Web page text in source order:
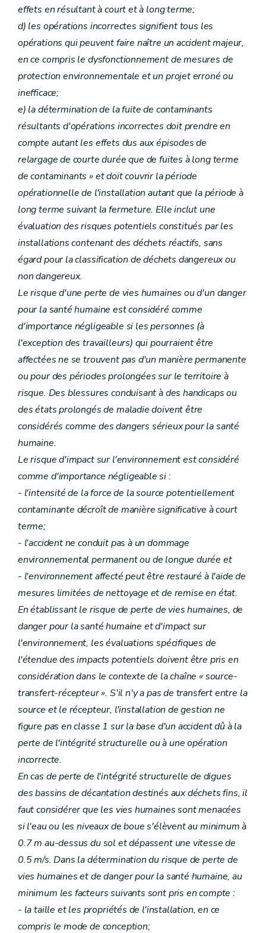
effets en résultant à court et à long terme;
d) les opérations incorrectes signifient tous les
opérations qui peuvent faire naître un accident majeur,
en ce compris le dysfonctionnement de mesures de
protection environnementale et un projet erroné ou
inefficace;
e) la détermination de la fuite de contaminants
résultants d'opérations incorrectes doit prendre en
compte autant les effets dus aux épisodes de
relargage de courte durée que de fuites à long terme
de contaminants » et doit couvrir la période
opérationnelle de l'installation autant que la période à
long terme suivant la fermeture. Elle inclut une
évaluation des risques potentiels constitués par les
installations contenant des déchets réactifs, sans
égard pour la classification de déchets dangereux ou
non dangereux.
Le risque d'une perte de vies humaines ou d'un danger
pour la santé humaine est considéré comme
d'importance négligeable si les personnes (à
l'exception des travailleurs) qui pourraient être
affectées ne se trouvent pas d'un manière permanente
ou pour des périodes prolongées sur le territoire à
risque. Des blessures conduisant à des handicaps ou
des états prolongés de maladie doivent être
considérés comme des dangers sérieux pour la santé
humaine.
Le risque d'impact sur l'environnement est considéré
comme d'importance négligeable si :
- l'intensité de la force de la source potentiellement
contaminante décroît de manière significative à court
terme;
- l'accident ne conduit pas à un dommage
environnemental permanent ou de longue durée et
- l'environnement affecté peut être restauré à l'aide de
mesures limitées de nettoyage et de remise en état.
En établissant le risque de perte de vies humaines, de
danger pour la santé humaine et d'impact sur
l'environnement, les évaluations spécifiques de
l'étendue des impacts potentiels doivent être pris en
considération dans le contexte de la chaîne « source-
transfert-récepteur ». S'il n'y a pas de transfert entre la
source et le récepteur, l'installation de gestion ne
figure pas en classe 1 sur la base d'un accident dû à la
perte de l'intégrité structurelle ou à une opération
incorrecte.
En cas de perte de l'intégrité structurelle de digues
des bassins de décantation destinés aux déchets fins, il
faut considérer que les vies humaines sont menacées
si l'eau ou les niveaux de boue s'élèvent au minimum à
0.7 m au-dessus du sol et dépassent une vitesse de
0.5 m/s. Dans la détermination du risque de perte de
vies humaines et de danger pour la santé humaine, au
minimum les facteurs suivants sont pris en compte :
- la taille et les propriétés de l'installation, en ce
compris le mode de conception;